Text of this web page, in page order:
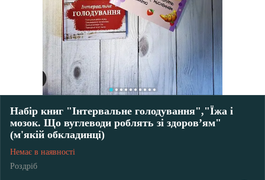
Набір книг "Інтервальне голодування","Їжа і
мозок. Що вуглеводи роблять зі здоров’ям"
(м'якій обкладинці)
Немає в наявності
Роздріб